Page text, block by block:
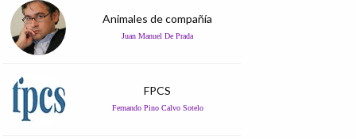
Animales de compañía
Juan Manuel De Prada
FPCS
Fernando Pino Calvo Sotelo